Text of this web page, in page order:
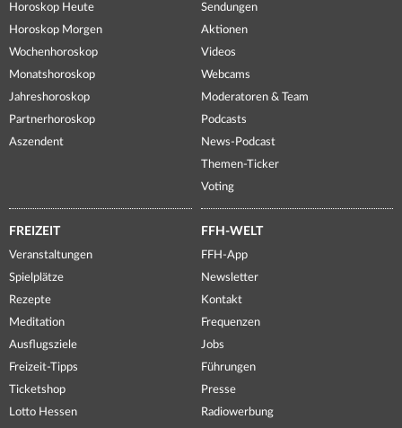
Horoskop Heute
Horoskop Morgen
Wochenhoroskop
Monatshoroskop
Jahreshoroskop
Partnerhoroskop
Aszendent
Sendungen
Aktionen
Videos
Webcams
Moderatoren & Team
Podcasts
News-Podcast
Themen-Ticker
Voting
FREIZEIT
Veranstaltungen
Spielplätze
Rezepte
Meditation
Ausflugsziele
Freizeit-Tipps
Ticketshop
Lotto Hessen
FFH-WELT
FFH-App
Newsletter
Kontakt
Frequenzen
Jobs
Führungen
Presse
Radiowerbung